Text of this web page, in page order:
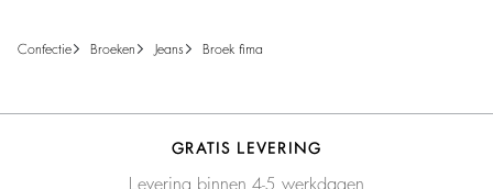
confectie broeken jeans broek fima
GRATIS LEVERING
Levering binnen 4-5 werkdagen